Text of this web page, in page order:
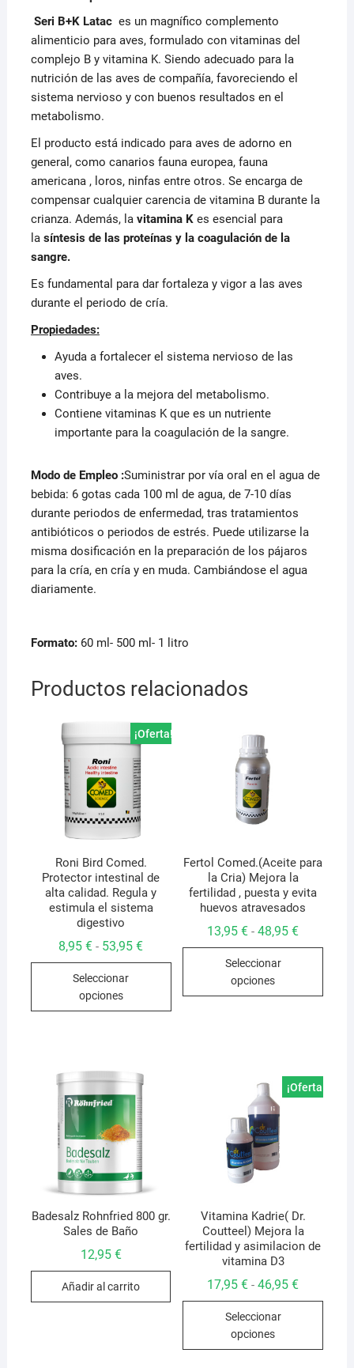
Seri B+K Latac es un magnífico complemento
alimenticio para aves, formulado con vitaminas del
complejo B y vitamina K. Siendo adecuado para la
nutrición de las aves de compañía, favoreciendo el
sistema nervioso y con buenos resultados en el
metabolismo.
El producto está indicado para aves de adorno en
general, como canarios fauna europea, fauna
americana , loros, ninfas entre otros. Se encarga de
compensar cualquier carencia de vitamina B durante la
crianza. Además, la vitamina Kes esencial para
la síntesis de las proteínas y la coagulación de la
sangre.
Es fundamental para dar fortaleza y vigor a las aves
durante el periodo de cría.
Propiedades:
Ayuda a fortalecer el sistema nervioso de las
aves.
Contribuye a la mejora del metabolismo.
Contiene vitaminas K que es un nutriente
importante para la coagulación de la sangre.
Modo de Empleo :Suministrar por vía oral en el agua de
bebida: 6 gotas cada 100 ml de agua, de 7-10 días
durante periodos de enfermedad, tras tratamientos
antibióticos o periodos de estrés. Puede utilizarse la
misma dosificación en la preparación de los pájaros
para la cría, en cría y en muda. Cambiándose el agua
diariamente.
Formato:60 ml- 500 ml- 1 litro
Productos relacionados
¡Oferta!
Roni Bird Comed.
Protector intestinal de
alta calidad. Regula y
estimula el sistema
digestivo
8,95€ - 53,95€Rango
53,95 €
Seleccionar
opciones
Este
producto
Fertol Comed.(Aceite para
la Cria) Mejora la
fertilidad , puesta y evita
huevos atravesados
13,95€ - 48,95€Rango
48,95 €
Seleccionar
opciones
Badesalz Rohnfried 800 gr.
Sales de Baño
12,95 €
Añadir al carrito
¡Oferta!
Vitamina Kadrie( Dr.
Coutteel) Mejora la
fertilidad y asimilacion de
vitamina D3
17,95€ - 46,95€Rango
46,95 €
Seleccionar
opciones